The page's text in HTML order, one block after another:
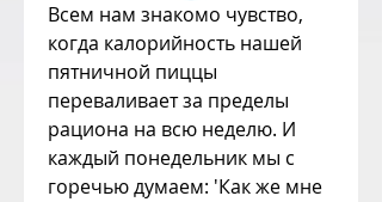
Всем нам знакомо чувство,
когда калорийность нашей
пятничной пиццы
переваливает за пределы
рациона на всю неделю. И
каждый понедельник мы с
горечью думаем: 'Как же мне